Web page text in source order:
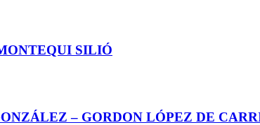
SILIÓ
– GORDON LÓPEZ DE